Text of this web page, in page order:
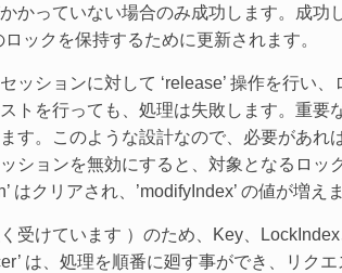
かっていない場合のみ成功します。成功
ックを保持するために更新されます。
ッションに対して ‘release’ 操作を行い
トを行っても、処理は失敗します。重
す。このような設計なので、必要があれ
ションを無効にすると、対象となるロッ
はクリアされ、’modifyIndex’ の値が増えま
受けています ）のため、Key、
は、処理を順番に廻す事ができ、リク